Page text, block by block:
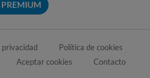
PREMIUM
Política de cookies
Aceptar cookies Contacto